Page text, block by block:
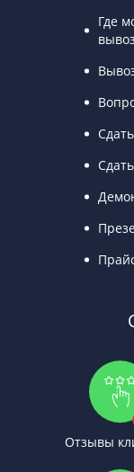
Где
Отзывы